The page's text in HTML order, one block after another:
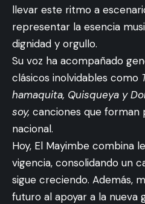
llevar este ritmo a
representar la esencia
dignidad y orgullo.
Su voz ha acompañado
clásicos inolvidables como
hamaquita, Quisqueya y
soy, canciones que
nacional.
Hoy, El Mayimbe combina
vigencia, consolidando un
sigue creciendo. Además,
futuro al apoyar a la nueva